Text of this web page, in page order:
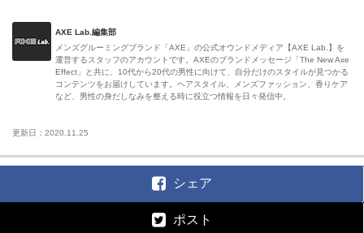
AXE Lab.編集部
メンズグルーミングブランド「AXE」の公式オウンドメディア【AXE Lab.】を
運営するスタッフのアカウントです。AXEのブランドメッセージ「The New Axe
Effect」と共に、10代から20代の男性に向けて、自分だけのスタイルが見つかる
コンテンツをお届けしています。ヘアスタイル、メンズファッション、香りケア
など、男性の身だしなみを整える時に役立つ情報を日々発信中。
更新日：2020.11.25
シェア
ポスト